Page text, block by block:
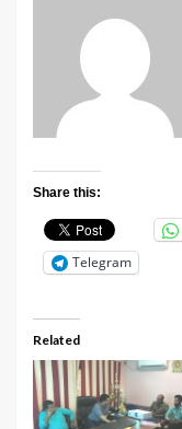
Share this:
Telegram
Related